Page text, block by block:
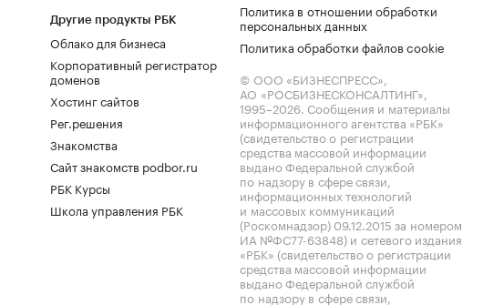
Другие продукты РБК
Облако для бизнеса
Корпоративный регистратор
доменов
Хостинг сайтов
Рег.решения
Знакомства
Сайт знакомств podbor.ru
РБК Курсы
Школа управления РБК
Политика в отношении обработки
персональных данных
Политика обработки файлов cookie
© ООО «БИЗНЕСПРЕСС»,
АО «РОСБИЗНЕСКОНСАЛТИНГ»,
1995–2026. Сообщения и материалы
информационного агентства «РБК»
(свидетельство о регистрации
средства массовой информации
выдано Федеральной службой
по надзору в сфере связи,
информационных технологий
и массовых коммуникаций
(Роскомнадзор) 09.12.2015 за номером
ИА №ФС77-63848) и сетевого издания
«РБК» (свидетельство о регистрации
средства массовой информации
выдано Федеральной службой
по надзору в сфере связи,